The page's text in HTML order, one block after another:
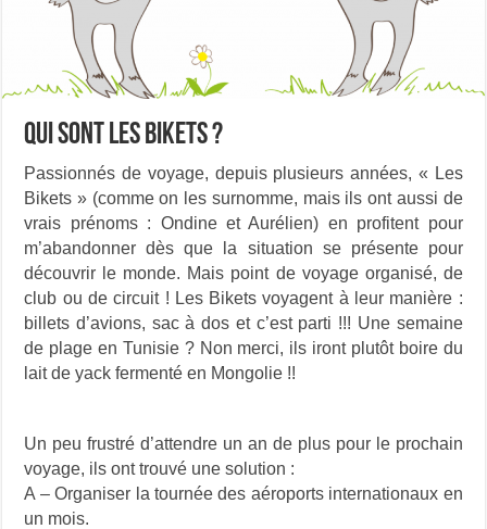
Qui sont les Bikets ?
Passionnés de voyage, depuis plusieurs années, « Les
Bikets » (comme on les surnomme, mais ils ont aussi de
vrais prénoms : Ondine et Aurélien) en profitent pour
m’abandonner dès que la situation se présente pour
découvrir le monde. Mais point de voyage organisé, de
club ou de circuit ! Les Bikets voyagent à leur manière :
billets d’avions, sac à dos et c’est parti !!! Une semaine
de plage en Tunisie ? Non merci, ils iront plutôt boire du
lait de yack fermenté en Mongolie !!
Un peu frustré d’attendre un an de plus pour le prochain
voyage, ils ont trouvé une solution :
A – Organiser la tournée des aéroports internationaux en
un mois.